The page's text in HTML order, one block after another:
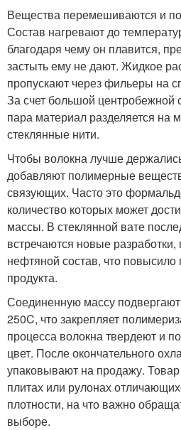
Вещества перемешиваются и
Состав нагревают до
благодаря чему он плавится,
застыть ему не дают. Жидкое
пропускают через фильеры на
За счет большой центробежной
пара материал разделяется на
стеклянные нити.
Чтобы волокна лучше
добавляют полимерные
связующих. Часто это
количество которых может
массы. В стеклянной вате
встречаются новые разработки,
нефтяной состав, что повысило
продукта.
Соединенную массу
250C, что закрепляет
процесса волокна твердеют и
цвет. После окончательного
упаковывают на продажу.
плитах или рулонах
плотности, на что важно
выборе.